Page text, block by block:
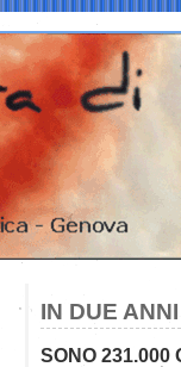
IN DUE
SONO 231.000